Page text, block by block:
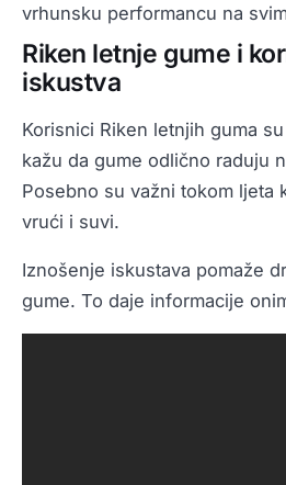
vrhunsku performancu na
Riken letnje gume i
iskustva
Korisnici Riken letnjih guma
kažu da gume odlično raduju
Posebno su važni tokom ljeta
vrući i suvi.
Iznošenje iskustava pomaže
gume. To daje informacije